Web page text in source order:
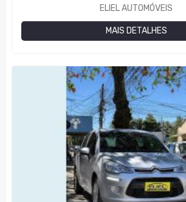
ELIEL AUTOMÓVEIS
MAIS DETALHES